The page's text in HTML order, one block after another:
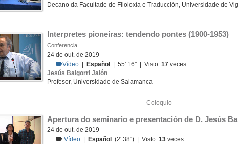
Decano da Facultade de Filoloxía e Traducción, Universidade de
Interpretes pioneiras: tendendo pontes (1900-1953)
Conferencia
24 de out. de 2019
Vídeo
Español | 55' 16'' | Visto:17 veces
Jesús Baigorri Jalón
Profesor, Universidade de Salamanca
Coloquio
Apertura do seminario e presentación de D. Jesús
24 de out. de 2019
Vídeo
Español (2' 38'') | Visto:13 veces